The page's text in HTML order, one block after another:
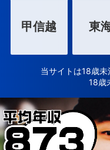
甲信越 東
当サイトは18歳未
18歳